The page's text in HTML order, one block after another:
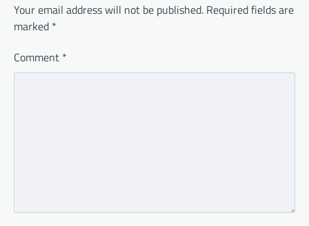
Your email address will not be published. Required fields are
marked *
Comment *